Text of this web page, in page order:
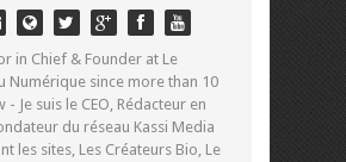
in Chief & Founder at Le
Numérique since more than 10
- Je suis le CEO, Rédacteur en
du réseau Kassi Media
les sites, Les Créateurs Bio, Le